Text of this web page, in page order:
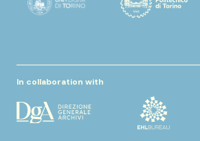
In collaboration with